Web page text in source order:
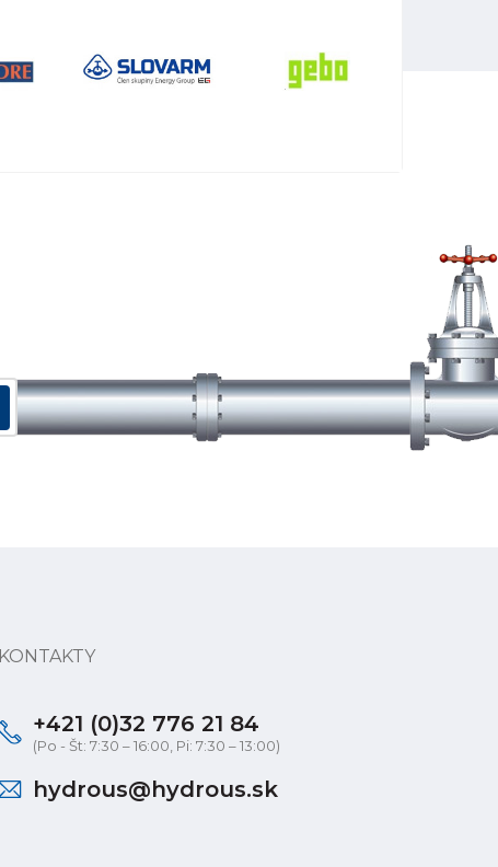
KONTAKTY
+421 (0)32 776 21 84
(Po - Št: 7:30 – 16:00, Pi: 7:30 – 13:00)
hydrous@hydrous.sk